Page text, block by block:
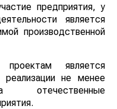
предприятия, у
является
производственной
является
не менее